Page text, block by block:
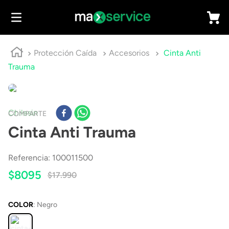
Protección Caída Accesorios
Cinta Anti
Trauma
COMPARTE
Chilesin
Cinta Anti Trauma
Referencia: 100011500
$8095 $17.990
COLOR: Negro